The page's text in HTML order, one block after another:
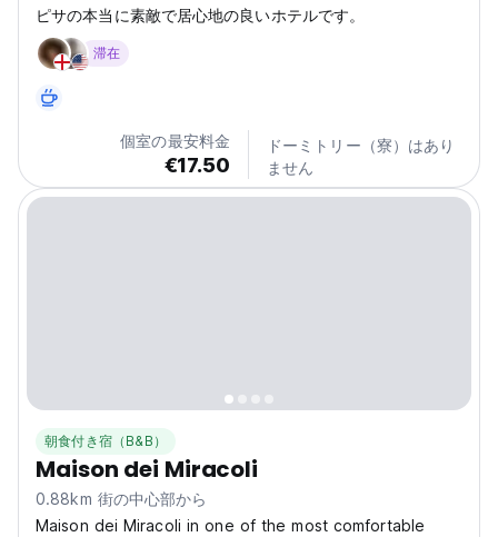
ピサの本当に素敵で居心地の良いホテルです。
滞在
個室の最安料金
€17.50
ドーミトリー（寮）はあり
ません
朝食付き宿（B&B）
Maison dei Miracoli
0.88km 街の中心部から
Maison dei Miracoli in one of the most comfortable